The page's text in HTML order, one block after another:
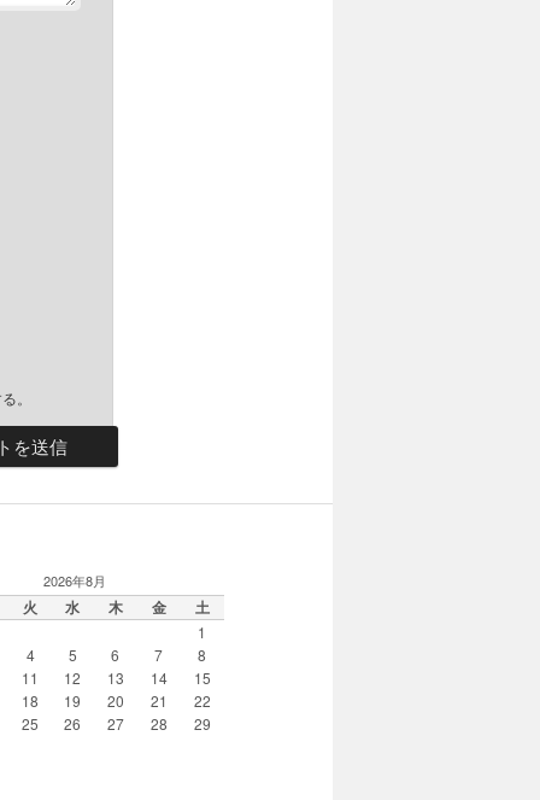
。
2026年8月
火 水 木 金 土
1
4
5 6 7
8
11
12 13 14
15
18
19 20 21
22
25
26 27 28 29